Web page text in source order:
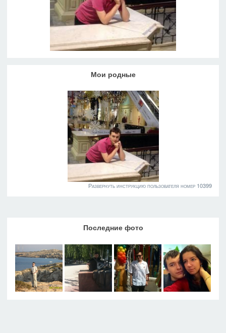
Мои родные
Развернуть инструкцию пользователя номер 10399
Последние фото